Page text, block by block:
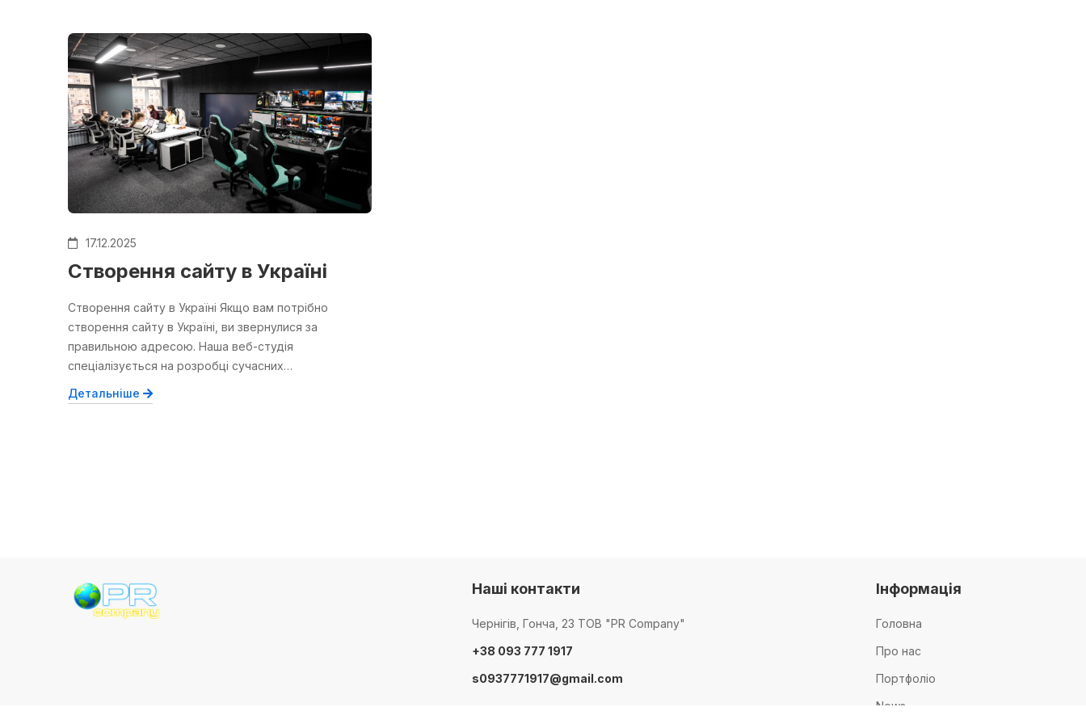
17.12.2025
Створення сайту в Україні
Створення сайту в Україні Якщо вам потрібно
створення сайту в Україні, ви звернулися за
правильною адресою. Наша веб-студія
спеціалізується на розробці сучасних…
Детальніше
Наші контакти
Чернігів, Гонча, 23 ТОВ "PR Company"
+38 093 777 1917
s0937771917@gmail.com
Інформація
Головна
Про нас
Портфоліо
News